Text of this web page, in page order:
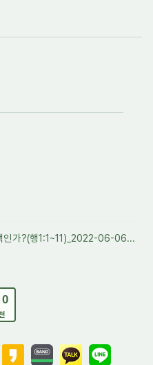
인가?(행1:1~11)_2022-06-06...